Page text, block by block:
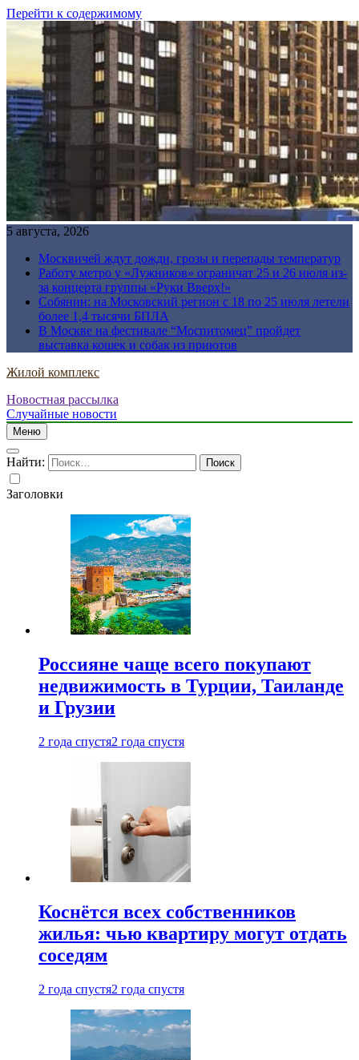
Перейти к содержимому
5 августа, 2026
Москвичей ждут дожди, грозы и перепады температур
Работу метро у «Лужников» ограничат 25 и 26 июля из-
за концерта группы «Руки Вверх!»
Собянин: на Московский регион с 18 по 25 июля летели
более 1,4 тысячи БПЛА
В Москве на фестивале “Моспитомец” пройдет
выставка кошек и собак из приютов
Жилой комплекс
Новостная рассылка
Случайные новости
Меню
Найти:
Заголовки
Россияне чаще всего покупают
недвижимость в Турции, Таиланде
и Грузии
2 года спустя2 года спустя
Коснётся всех собственников
жилья: чью квартиру могут отдать
соседям
2 года спустя2 года спустя